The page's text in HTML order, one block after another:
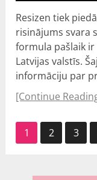
Resizen tiek
risinājums svara
formula pašlaik
Latvijas valstīs.
informāciju par
[Continue
Ziņu
1 2 3